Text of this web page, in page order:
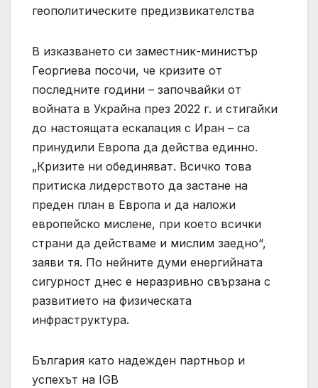
геополитическите предизвикателства
В изказването си заместник-министър
Георгиева посочи, че кризите от
последните години – започвайки от
войната в Украйна през 2022 г. и стигайки
до настоящата ескалация с Иран – са
принудили Европа да действа единно.
„Кризите ни обединяват. Всичко това
притиска лидерството да застане на
преден план в Европа и да наложи
европейско мислене, при което всички
страни да действаме и мислим заедно“,
заяви тя. По нейните думи енергийната
сигурност днес е неразривно свързана с
развитието на физическата
инфраструктура.
България като надежден партньор и
успехът на IGB